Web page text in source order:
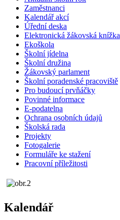
Zaměstnanci
Kalendář akcí
Úřední deska
Elektronická žákovská knížka
Ekoškola
Školní jídelna
Školní družina
Žákovský parlament
Školní poradenské pracoviště
Pro budoucí prvňáčky
Povinné informace
E-podatelna
Ochrana osobních údajů
Školská rada
Projekty
Fotogalerie
Formuláře ke stažení
Pracovní příležitosti
Kalendář